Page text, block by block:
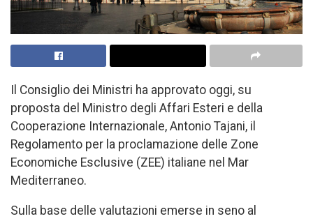
Il Consiglio dei Ministri ha approvato oggi, su
proposta del Ministro degli Affari Esteri e della
Cooperazione Internazionale, Antonio Tajani, il
Regolamento per la proclamazione delle Zone
Economiche Esclusive (ZEE) italiane nel Mar
Mediterraneo.
Sulla base delle valutazioni emerse in seno al